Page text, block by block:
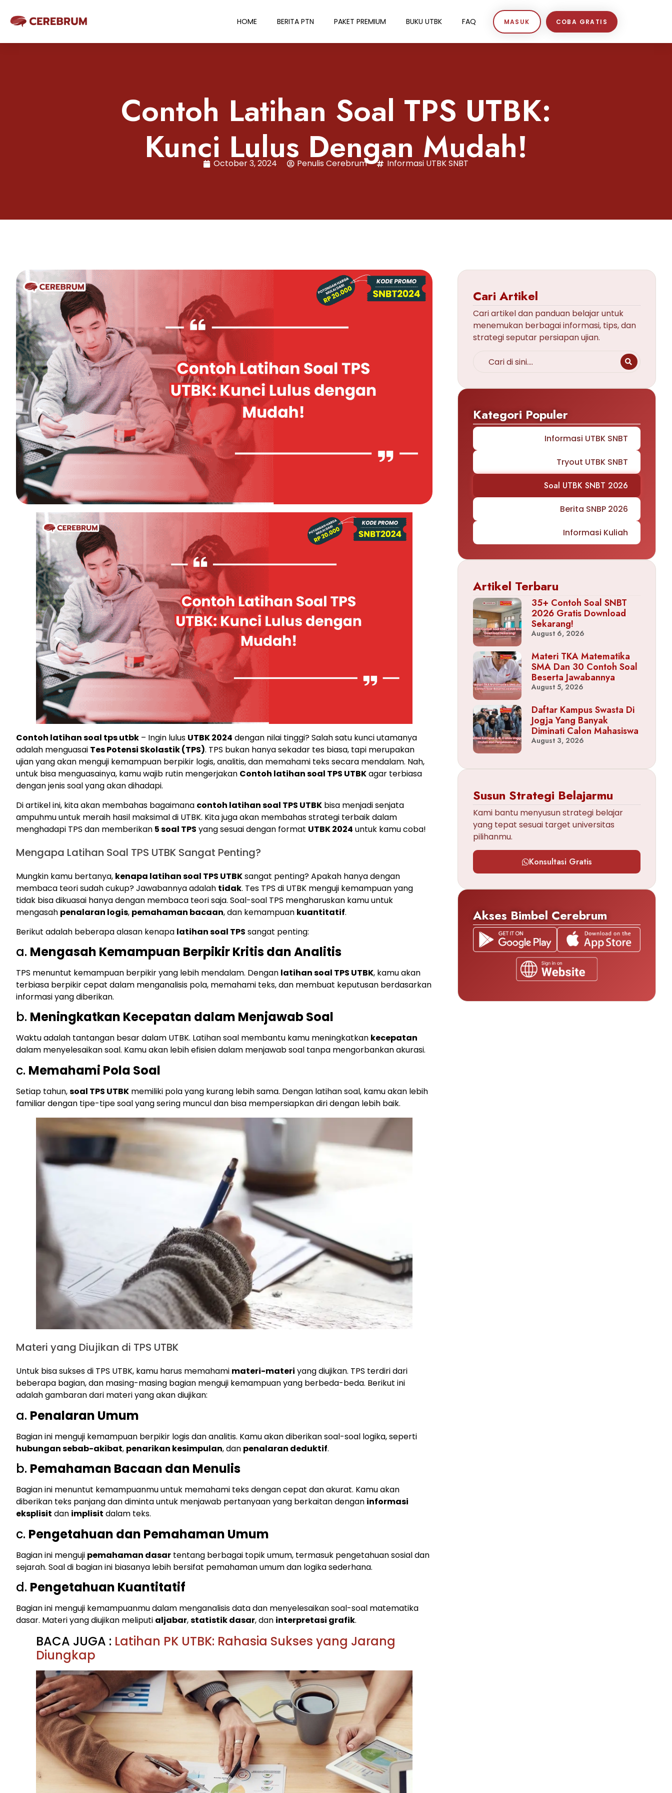
HOME BERITA PTN PAKET PREMIUM BUKU UTBK FAQ MASUK COBA GRATIS
Contoh Latihan Soal TPS UTBK:
Kunci Lulus Dengan Mudah!
October 3, 2024 Penulis Cerebrum Informasi UTBK SNBT
Contoh latihan soal tps utbk – Ingin lulus UTBK 2024 dengan nilai tinggi? Salah satu kunci utamanya
adalah menguasai Tes Potensi Skolastik (TPS). TPS bukan hanya sekadar tes biasa, tapi merupakan
ujian yang akan menguji kemampuan berpikir logis, analitis, dan memahami teks secara mendalam. Nah,
untuk bisa menguasainya, kamu wajib rutin mengerjakan Contoh latihan soal TPS UTBKagar terbiasa
dengan jenis soal yang akan dihadapi.
Di artikel ini, kita akan membahas bagaimana contoh latihan soal TPS UTBK bisa menjadi senjata
ampuhmu untuk meraih hasil maksimal di UTBK. Kita juga akan membahas strategi terbaik dalam
menghadapi TPS dan memberikan 5 soal TPS yang sesuai dengan format UTBK 2024 untuk kamu coba!
Mengapa Latihan Soal TPS UTBK Sangat Penting?
Mungkin kamu bertanya, kenapa latihan soal TPS UTBKsangat penting? Apakah hanya dengan
membaca teori sudah cukup? Jawabannya adalah tidak. Tes TPS di UTBK menguji kemampuan yang
tidak bisa dikuasai hanya dengan membaca teori saja. Soal-soal TPS mengharuskan kamu untuk
mengasah penalaran logis, pemahaman bacaan, dan kemampuan kuantitatif.
Berikut adalah beberapa alasan kenapa latihan soal TPS sangat penting:
a. Mengasah Kemampuan Berpikir Kritis dan Analitis
TPS menuntut kemampuan berpikir yang lebih mendalam. Dengan latihan soal TPS UTBK, kamu akan
terbiasa berpikir cepat dalam menganalisis pola, memahami teks, dan membuat keputusan berdasarkan
informasi yang diberikan.
b. Meningkatkan Kecepatan dalam Menjawab Soal
Waktu adalah tantangan besar dalam UTBK. Latihan soal membantu kamu meningkatkan kecepatan
dalam menyelesaikan soal. Kamu akan lebih efisien dalam menjawab soal tanpa mengorbankan akurasi.
c. Memahami Pola Soal
Setiap tahun,soal TPS UTBK memiliki pola yang kurang lebih sama. Dengan latihan soal, kamu akan lebih
familiar dengan tipe-tipe soal yang sering muncul dan bisa mempersiapkan diri dengan lebih baik.
Materi yang Diujikan di TPS UTBK
Untuk bisa sukses di TPS UTBK, kamu harus memahami materi-materi yang diujikan. TPS terdiri dari
beberapa bagian, dan masing-masing bagian menguji kemampuan yang berbeda-beda. Berikut ini
adalah gambaran dari materi yang akan diujikan:
a. Penalaran Umum
Bagian ini menguji kemampuan berpikir logis dan analitis. Kamu akan diberikan soal-soal logika, seperti
hubungan sebab-akibat, penarikan kesimpulan, dan penalaran deduktif.
b. Pemahaman Bacaan dan Menulis
Bagian ini menuntut kemampuanmu untuk memahami teks dengan cepat dan akurat. Kamu akan
diberikan teks panjang dan diminta untuk menjawab pertanyaan yang berkaitan dengan informasi
eksplisit dan implisit dalam teks.
c. Pengetahuan dan Pemahaman Umum
Bagian ini menguji pemahaman dasar tentang berbagai topik umum, termasuk pengetahuan sosial dan
sejarah. Soal di bagian ini biasanya lebih bersifat pemahaman umum dan logika sederhana.
d. Pengetahuan Kuantitatif
Bagian ini menguji kemampuanmu dalam menganalisis data dan menyelesaikan soal-soal matematika
dasar. Materi yang diujikan meliputi aljabar,statistik dasar, dan interpretasi grafik.
BACA JUGA : Latihan PK UTBK: Rahasia Sukses yang Jarang
Diungkap
Cari Artikel
Cari artikel dan panduan belajar untuk
menemukan berbagai informasi, tips, dan
strategi seputar persiapan ujian.
Kategori Populer
Informasi UTBK SNBT
Tryout UTBK SNBT
Soal UTBK SNBT 2026
Berita SNBP 2026
Informasi Kuliah
Artikel Terbaru
35+ Contoh Soal SNBT
2026 Gratis Download
Sekarang!
August 6, 2026
Materi TKA Matematika
SMA Dan 30 Contoh Soal
Beserta Jawabannya
August 5, 2026
Daftar Kampus Swasta Di
Jogja Yang Banyak
Diminati Calon Mahasiswa
August 3, 2026
Susun Strategi Belajarmu
Kami bantu menyusun strategi belajar
yang tepat sesuai target universitas
pilihanmu.
Konsultasi Gratis
Akses Bimbel Cerebrum